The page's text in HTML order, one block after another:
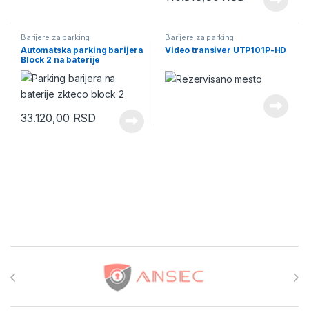
Barijere za parking
Automatska parking barijera
Block 2 na baterije
33.120,00 RSD
Barijere za parking
Video transiver UTP101P-HD
Brands Carousel